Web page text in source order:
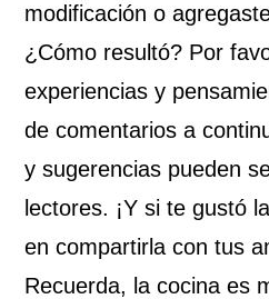
modificación o
¿Cómo resultó? Por
experiencias y
de comentarios a
y sugerencias pueden
lectores. ¡Y si te gustó
en compartirla con tus
Recuerda, la cocina es